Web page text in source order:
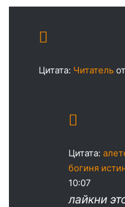
Цитата: Читатель
Цитата:
богиня
10:07
лайкни